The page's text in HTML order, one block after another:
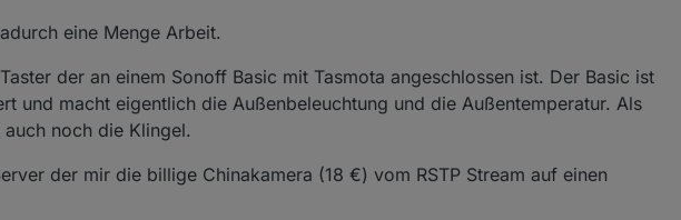
eine Menge Arbeit.
der an einem Sonoff Basic mit Tasmota angeschlossen ist. Der Basic ist
und macht eigentlich die Außenbeleuchtung und die Außentemperatur. Als
noch die Klingel.
der mir die billige Chinakamera (18 €) vom RSTP Stream auf einen